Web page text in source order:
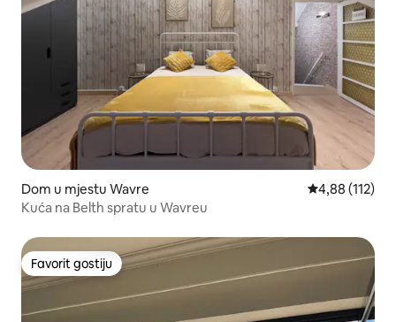
Dom u mjestu Wavre Prosječna
4,88 (112)
Kuća na Belth spratu u Wavreu
Favorit gostiju
Favorit gostiju